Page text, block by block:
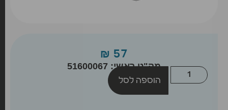
₪ 57
מק"ט ראשי: 51600067
הוספה לסל